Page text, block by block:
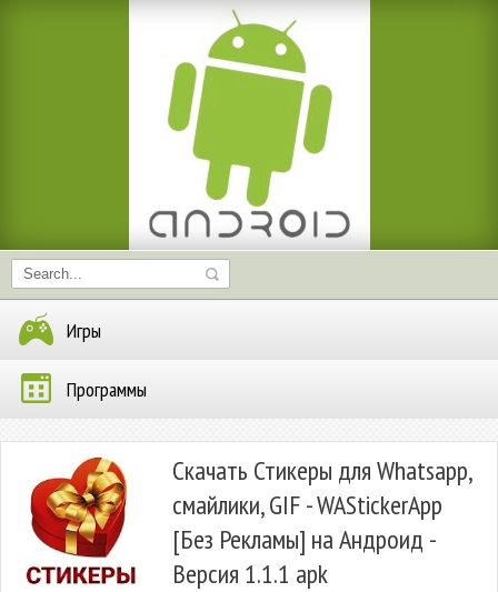
Игры
Программы
Скачать Стикеры для Whatsapp,
смайлики, GIF - WAStickerApp
[Без Рекламы] на Андроид -
Версия 1.1.1 apk